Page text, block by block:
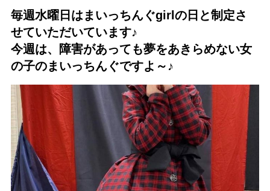
毎週水曜日はまいっちんぐgirlの日と制定さ
せていただいています♪
今週は、障害があっても夢をあきらめない女
の子のまいっちんぐですよ～♪